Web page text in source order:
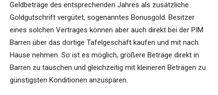
Geldbeträge des entsprechenden Jahres als zusätzliche
Goldgutschrift vergütet, sogenanntes Bonusgold. Besitzer
eines solchen Vertrages können aber auch direkt bei der PIM
Barren über das dortige Tafelgeschäft kaufen und mit nach
Hause nehmen. So ist es möglich, größere Beträge direkt in
Barren zu tauschen und gleichzeitig mit kleineren Beträgen zu
günstigsten Konditionen anzusparen.